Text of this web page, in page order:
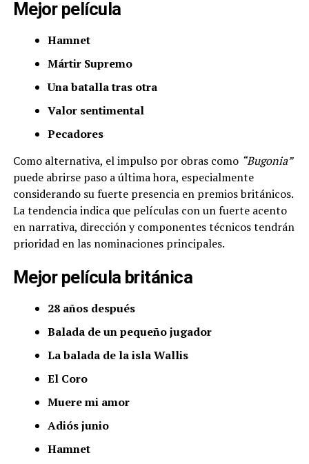
Mejor película
Hamnet
Mártir Supremo
Una batalla tras otra
Valor sentimental
Pecadores
Como alternativa, el impulso por obras como “Bugonia”
puede abrirse paso a última hora, especialmente
considerando su fuerte presencia en premios británicos.
La tendencia indica que películas con un fuerte acento
en narrativa, dirección y componentes técnicos tendrán
prioridad en las nominaciones principales.
Mejor película británica
28 años después
Balada de un pequeño jugador
La balada de la isla Wallis
El Coro
Muere mi amor
Adiós junio
Hamnet